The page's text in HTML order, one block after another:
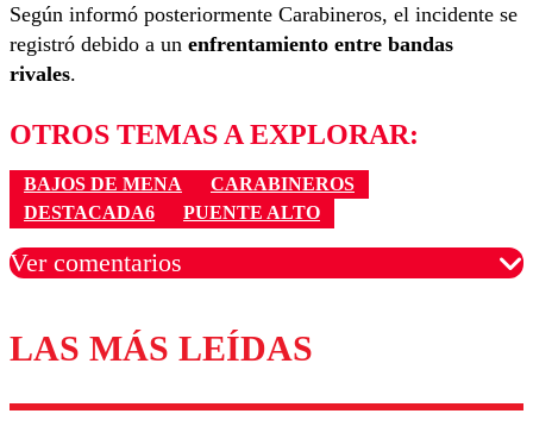
Según informó posteriormente Carabineros, el incidente se
registró debido a un enfrentamiento entre bandas
rivales.
OTROS TEMAS A EXPLORAR:
BAJOS DE MENA
CARABINEROS
DESTACADA6
PUENTE ALTO
Ver comentarios
Los comentarios son moderados para garantizar un
diálogo respetuoso.
Nombre
LAS MÁS LEÍDAS